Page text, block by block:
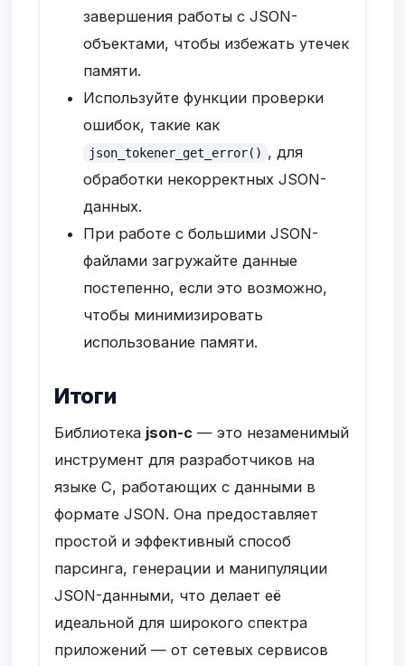
завершения работы с JSON-
объектами, чтобы избежать утечек
памяти.
Используйте функции проверки
ошибок, такие как
json_tokener_get_error() , для
обработки некорректных JSON-
данных.
При работе с большими JSON-
файлами загружайте данные
постепенно, если это возможно,
чтобы минимизировать
использование памяти.
Итоги
Библиотека json-c — это незаменимый
инструмент для разработчиков на
языке C, работающих с данными в
формате JSON. Она предоставляет
простой и эффективный способ
парсинга, генерации и манипуляции
JSON-данными, что делает её
идеальной для широкого спектра
приложений — от сетевых сервисов